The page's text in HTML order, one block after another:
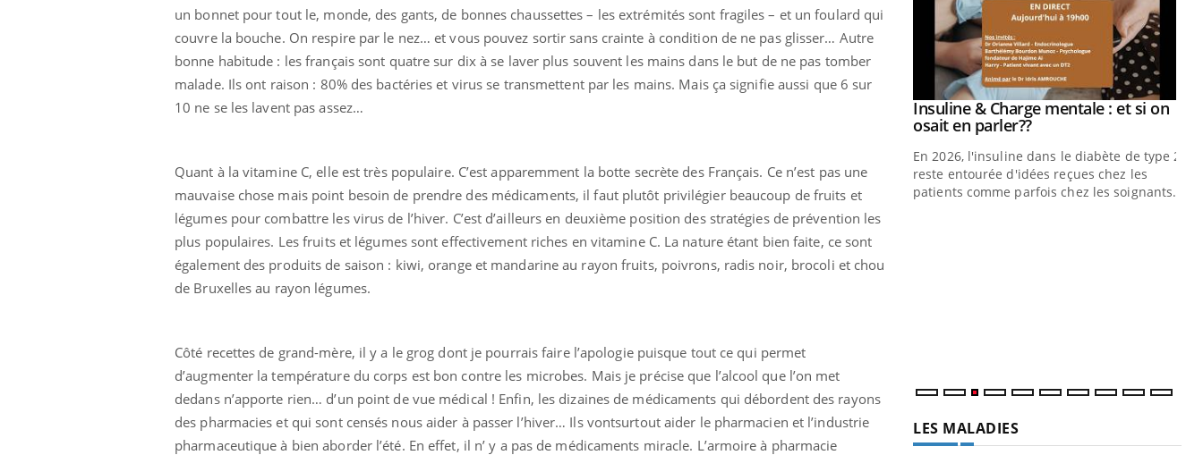
un bonnet pour tout le, monde, des gants, de bonnes chaussettes – les extrémités sont fragiles – et un foulard qui
couvre la bouche. On respire par le nez… et vous pouvez sortir sans crainte à condition de ne pas glisser… Autre
bonne habitude : les français sont quatre sur dix à se laver plus souvent les mains dans le but de ne pas tomber
malade. Ils ont raison : 80% des bactéries et virus se transmettent par les mains. Mais ça signifie aussi que 6 sur
10 ne se les lavent pas assez…
Quant à la vitamine C, elle est très populaire. C’est apparemment la botte secrète des Français. Ce n’est pas une
mauvaise chose mais point besoin de prendre des médicaments, il faut plutôt privilégier beaucoup de fruits et
légumes pour combattre les virus de l’hiver. C’est d’ailleurs en deuxième position des stratégies de prévention les
plus populaires. Les fruits et légumes sont effectivement riches en vitamine C. La nature étant bien faite, ce sont
également des produits de saison : kiwi, orange et mandarine au rayon fruits, poivrons, radis noir, brocoli et chou
de Bruxelles au rayon légumes.
Côté recettes de grand-mère, il y a le grog dont je pourrais faire l’apologie puisque tout ce qui permet
d’augmenter la température du corps est bon contre les microbes. Mais je précise que l’alcool que l’on met
dedans n’apporte rien… d’un point de vue médical ! Enfin, les dizaines de médicaments qui débordent des rayons
des pharmacies et qui sont censés nous aider à passer l’hiver… Ils vontsurtout aider le pharmacien et l’industrie
pharmaceutique à bien aborder l’été. En effet, il n’ y a pas de médicaments miracle. L’armoire à pharmacie
d'autres non ! D'un côté, poser des
questions sur la maladie d'un proche c'est
montrer ...
même alopécie… Les symptômes de la
carence en fer sont multiples ce qui la rend
...
Youtube
Insuline & Charge mentale : et si on
osait en parler??Youtube
En 2026, l'insuline dans le diabète de type 2
reste entourée d'idées reçues chez les
patients comme parfois chez les soignants.
LES MALADIES